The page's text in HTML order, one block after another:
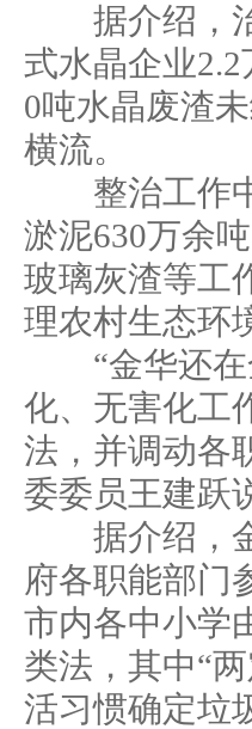
据介绍，治
式水晶企业
0吨水晶废渣
横流。
整治工作中
淤泥630万余
玻璃灰渣等工
理农村生态环
“金华还在
化、无害化工
法，并调动各
委委员王建跃
据介绍，金
府各职能部门
市内各中小学
类法，其中“
活习惯确定垃